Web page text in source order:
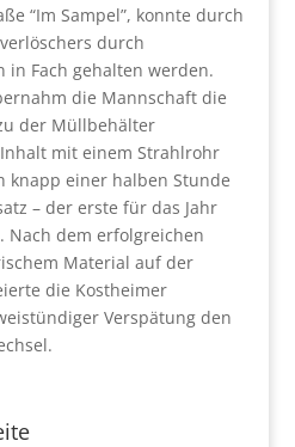
“Im Sampel”, konnte durch
durch
in Fach gehalten werden.
die Mannschaft die
der Müllbehälter
mit einem Strahlrohr
knapp einer halben Stunde
– der erste für das Jahr
Nach dem erfolgreichen
Material auf der
die Kostheimer
Verspätung den